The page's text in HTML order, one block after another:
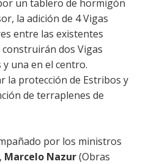
un tablero de hormigón
la adición de 4 Vigas
entre las existentes
construirán dos Vigas
una en el centro.
la protección de Estribos y
de terraplenes de
por los ministros
Marcelo Nazur(Obras